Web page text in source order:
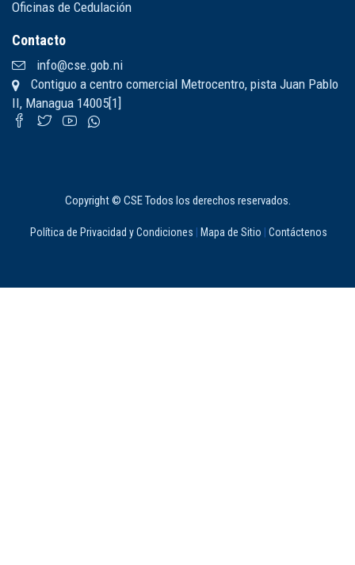
Oficinas de Cedulación
Contacto
info@cse.gob.ni
Contiguo a centro comercial Metrocentro, pista Juan Pablo
II, Managua 14005[1]
Copyright © CSE Todos los derechos reservados.
Política de Privacidad y Condiciones Mapa de Sitio Contáctenos